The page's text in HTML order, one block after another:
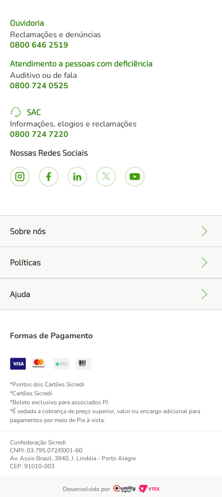
Ouvidoria
Reclamações e denúncias
0800 646 2519
Atendimento a pessoas com deficiência
Auditivo ou de fala
0800 724 0525
SAC
Informações, elogios e reclamações
0800 724 7220
Nossas Redes Sociais
Sobre nós
Políticas
Ajuda
Formas de Pagamento
*Pontos dos Cartões Sicredi
*Cartões Sicredi
*Boleto exclusivo para associados PJ
*É vedada a cobrança de preço superior, valor ou encargo adicional para
pagamentos por meio de Pix à vista.
Confederação Sicredi
CNPJ: 03.795.072/0001-60
Av. Assis Brasil, 3940, J. Lindóia - Porto Alegre
CEP: 91010-003
Desenvolvido por